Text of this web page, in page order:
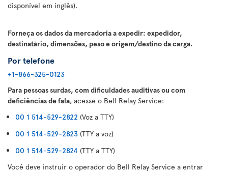
disponível em inglês).
Forneça os dados da mercadoria a expedir: expedidor,
destinatário, dimensões, peso e origem/destino da carga.
Por telefone
+1-866-325-0123
Para pessoas surdas, com dificuldades auditivas ou com
deficiências de fala, acesse o Bell Relay Service:
00 1 514-529-2822 (Voz a TTY)
00 1 514-529-2823 (TTY a voz)
00 1 514-529-2824 (TTY a TTY)
Você deve instruir o operador do Bell Relay Service a entrar